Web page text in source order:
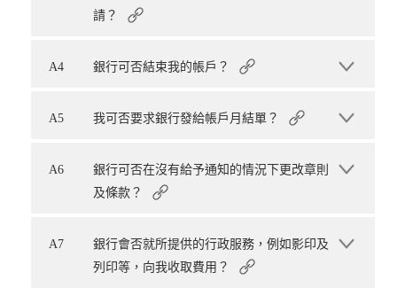
請？
A4 銀行可否結束我的帳戶？
A5 我可否要求銀行發給帳戶月結單？
A6
銀行可否在沒有給予通知的情況下更改章則
及條款？
A7
銀行會否就所提供的行政服務，例如影印及
列印等，向我收取費用？